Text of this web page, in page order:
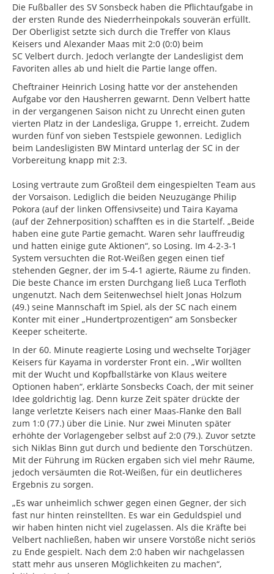
Die Fußballer des SV Sonsbeck haben die Pflichtaufgabe in
der ersten Runde des Niederrheinpokals souverän erfüllt.
Der Oberligist setzte sich durch die Treffer von Klaus
Keisers und Alexander Maas mit 2:0 (0:0) beim
SC Velbert durch. Jedoch verlangte der Landesligist dem
Favoriten alles ab und hielt die Partie lange offen.
Cheftrainer Heinrich Losing hatte vor der anstehenden
Aufgabe vor den Hausherren gewarnt. Denn Velbert hatte
in der vergangenen Saison nicht zu Unrecht einen guten
vierten Platz in der Landesliga, Gruppe 1, erreicht. Zudem
wurden fünf von sieben Testspiele gewonnen. Lediglich
beim Landesligisten BW Mintard unterlag der SC in der
Vorbereitung knapp mit 2:3.
Losing vertraute zum Großteil dem eingespielten Team aus
der Vorsaison. Lediglich die beiden Neuzugänge Philip
Pokora (auf der linken Offensivseite) und Taira Kayama
(auf der Zehnerposition) schafften es in die Startelf. „Beide
haben eine gute Partie gemacht. Waren sehr lauffreudig
und hatten einige gute Aktionen“, so Losing. Im 4-2-3-1
System versuchten die Rot-Weißen gegen einen tief
stehenden Gegner, der im 5-4-1 agierte, Räume zu finden.
Die beste Chance im ersten Durchgang ließ Luca Terfloth
ungenutzt. Nach dem Seitenwechsel hielt Jonas Holzum
(49.) seine Mannschaft im Spiel, als der SC nach einem
Konter mit einer „Hundertprozentigen“ am Sonsbecker
Keeper scheiterte.
In der 60. Minute reagierte Losing und wechselte Torjäger
Keisers für Kayama in vorderster Front ein. „Wir wollten
mit der Wucht und Kopfballstärke von Klaus weitere
Optionen haben“, erklärte Sonsbecks Coach, der mit seiner
Idee goldrichtig lag. Denn kurze Zeit später drückte der
lange verletzte Keisers nach einer Maas-Flanke den Ball
zum 1:0 (77.) über die Linie. Nur zwei Minuten später
erhöhte der Vorlagengeber selbst auf 2:0 (79.). Zuvor setzte
sich Niklas Binn gut durch und bediente den Torschützen.
Mit der Führung im Rücken ergaben sich viel mehr Räume,
jedoch versäumten die Rot-Weißen, für ein deutlicheres
Ergebnis zu sorgen.
„Es war unheimlich schwer gegen einen Gegner, der sich
fast nur hinten reinstellten. Es war ein Geduldspiel und
wir haben hinten nicht viel zugelassen. Als die Kräfte bei
Velbert nachließen, haben wir unsere Vorstöße nicht seriös
zu Ende gespielt. Nach dem 2:0 haben wir nachgelassen
statt mehr aus unseren Möglichkeiten zu machen“,